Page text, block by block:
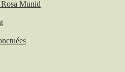
Munid